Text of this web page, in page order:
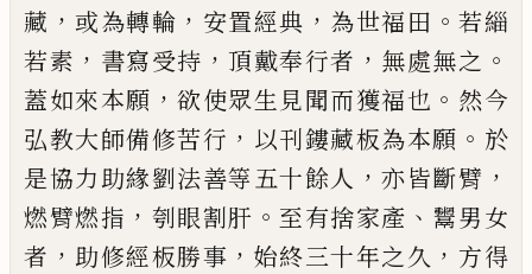
藏 ， 或為轉輪 ， 安置經典 ， 為世福田 。若緇
若素 ， 書寫受持 ， 頂戴奉行者 ， 無處無之 。
蓋如來本願 ，欲使眾生見聞而獲福也 。 然今
弘教大師備修苦行 ， 以刊鏤藏板為本願 。 於
是協力助緣劉法善等五十餘人 ，亦皆斷臂 ，
燃臂燃指 ， 刳眼割肝 。 至有捨家產 、 鬻男女
者 ， 助修經板勝事 ， 始終三十年之久 ， 方得